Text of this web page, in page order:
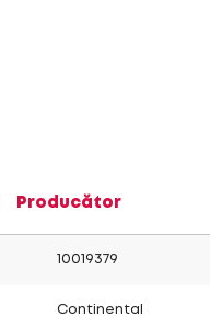
Producător
10019379
Continental